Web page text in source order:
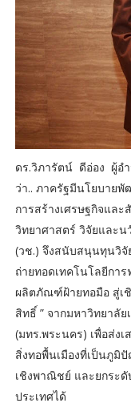
ดร.วิภารัตน์ ดีอ่อง ผู้อ
ว่า.. ภาครัฐมีนโยบายพั
การสร้างเศรษฐกิจแล
วิทยาศาสตร์ วิจัยและน
(วช.) จึงสนับสนุนทุนวิจั
ถ่ายทอดเทคโนโลยีกา
ผลิตภัณฑ์ฝ้ายทอมือ สู่เ
สิทธิ์ ” จากมหาวิทยาลั
(มทร.พระนคร) เพื่อส่ง
สิ่งทอพื้นเมืองที่เป็นภูมิ
เชิงพาณิชย์ และยกระ
ประเทศได้